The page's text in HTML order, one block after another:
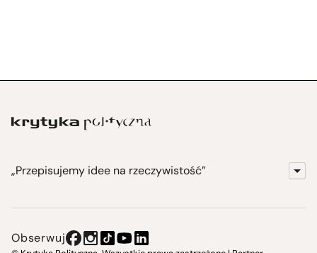
„Przepisujemy idee na rzeczywistość”
Obserwuj